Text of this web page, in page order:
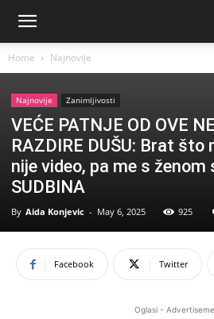
Home Najnovije
Najnovije Zanimljivosti
VEĆE PATNJE OD OVE
RAZDIRE DUŠU: Brat što
nije video, pa me s ženom
SUDBINA
By Aida Konjevic - May 6, 2025 925
Facebook Twitter
Oglasi -